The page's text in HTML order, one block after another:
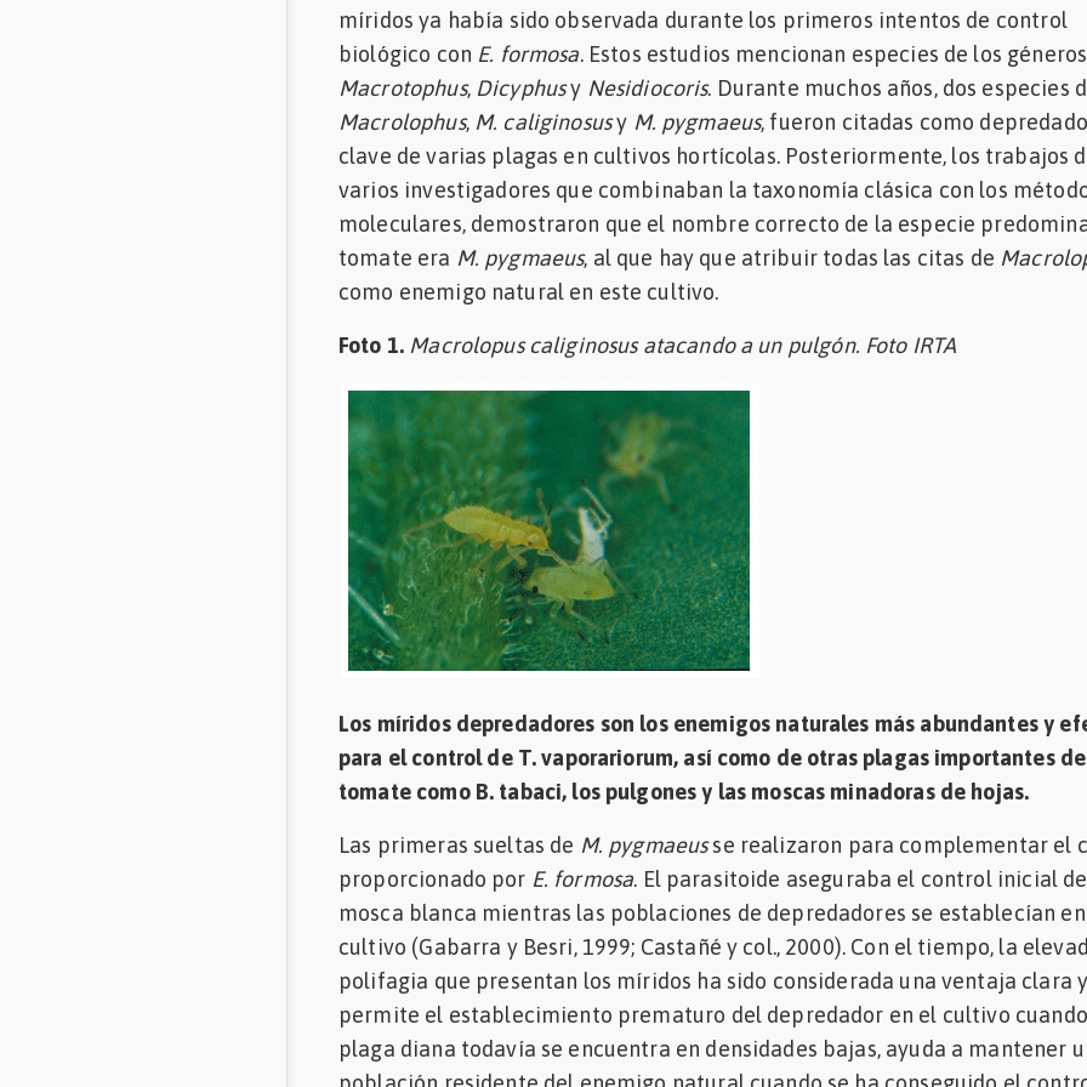
míridos ya había sido observada durante los primeros intentos de control
biológico con E. formosa. Estos estudios mencionan especies de los géneros
Macrotophus, Dicyphusy Nesidiocoris. Durante muchos años, dos especies
Macrolophus, M. caliginosusy M. pygmaeus, fueron citadas como
clave de varias plagas en cultivos hortícolas. Posteriormente, los trabajos
varios investigadores que combinaban la taxonomía clásica con los
moleculares, demostraron que el nombre correcto de la especie
tomate era M. pygmaeus, al que hay que atribuir todas las citas de
como enemigo natural en este cultivo.
Foto 1. Macrolopus caliginosus atacando a un pulgón. Foto IRTA
Los míridos depredadores son los enemigos naturales más abundantes y
para el control de T. vaporariorum, así como de otras plagas importantes
tomate como B. tabaci, los pulgones y las moscas minadoras de hojas.
Las primeras sueltas de M. pygmaeusse realizaron para complementar el
proporcionado por E. formosa. El parasitoide aseguraba el control inicial
mosca blanca mientras las poblaciones de depredadores se establecían
cultivo (Gabarra y Besri, 1999; Castañé y col., 2000). Con el tiempo, la
polifagia que presentan los míridos ha sido considerada una ventaja clara
permite el establecimiento prematuro del depredador en el cultivo
plaga diana todavía se encuentra en densidades bajas, ayuda a mantener